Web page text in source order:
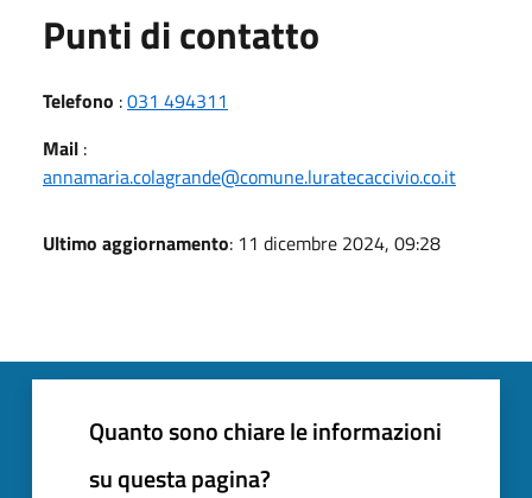
Punti di contatto
Telefono :031 494311
Mail :
annamaria.colagrande@comune.luratecaccivio.co.it
Ultimo aggiornamento: 11 dicembre 2024, 09:28
Quanto sono chiare le informazioni
su questa pagina?